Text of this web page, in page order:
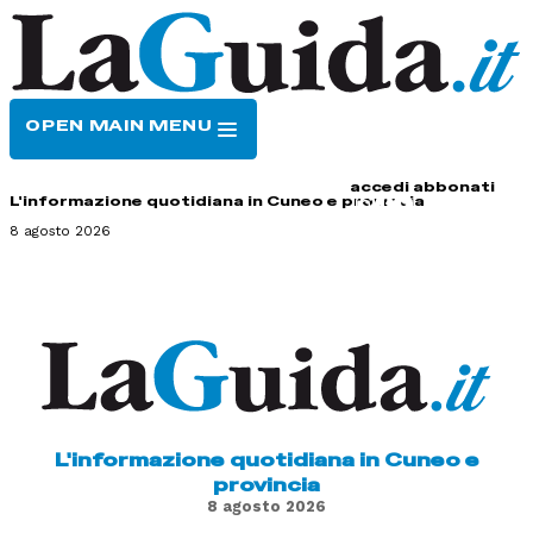
OPEN MAIN MENU
accedi abbonati
L'informazione quotidiana in Cuneo e provincia
8 agosto 2026
L'informazione quotidiana in Cuneo e
provincia
8 agosto 2026